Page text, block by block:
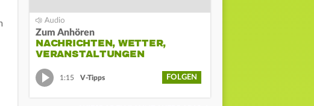
Zum Anhören
NACHRICHTEN, WETTER,
VERANSTALTUNGEN
1:15 V-Tipps FOLGEN